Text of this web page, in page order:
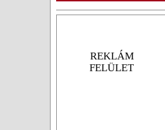
REKLÁM
FELÜLET